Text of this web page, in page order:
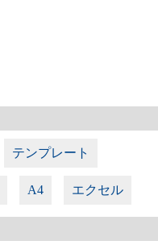
テンプレート
A4 エクセル